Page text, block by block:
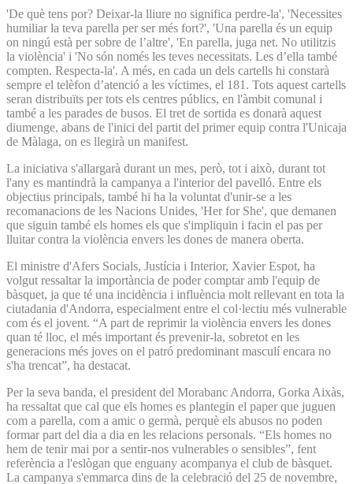
'De què tens por? Deixar-la lliure no significa perdre-la', 'Necessites
humiliar la teva parella per ser més fort?', 'Una parella és un equip
on ningú està per sobre de l’altre', 'En parella, juga net. No utilitzis
la violència' i 'No són només les teves necessitats. Les d’ella també
compten. Respecta-la'. A més, en cada un dels cartells hi constarà
sempre el telèfon d’atenció a les víctimes, el 181. Tots aquest cartells
seran distribuïts per tots els centres públics, en l'àmbit comunal i
també a les parades de busos. El tret de sortida es donarà aquest
diumenge, abans de l'inici del partit del primer equip contra l'Unicaja
de Màlaga, on es llegirà un manifest.
La iniciativa s'allargarà durant un mes, però, tot i això, durant tot
l'any es mantindrà la campanya a l'interior del pavelló. Entre els
objectius principals, també hi ha la voluntat d'unir-se a les
recomanacions de les Nacions Unides, 'Her for She', que demanen
que siguin també els homes els que s'impliquin i facin el pas per
lluitar contra la violència envers les dones de manera oberta.
El ministre d'Afers Socials, Justícia i Interior, Xavier Espot, ha
volgut ressaltar la importància de poder comptar amb l'equip de
bàsquet, ja que té una incidència i influència molt rellevant en tota la
ciutadania d'Andorra, especialment entre el col·lectiu més vulnerable
com és el jovent. “A part de reprimir la violència envers les dones
quan té lloc, el més important és prevenir-la, sobretot en les
generacions més joves on el patró predominant masculí encara no
s'ha trencat”, ha destacat.
Per la seva banda, el president del Morabanc Andorra, Gorka Aixàs,
ha ressaltat que cal que els homes es plantegin el paper que juguen
com a parella, com a amic o germà, perquè els abusos no poden
formar part del dia a dia en les relacions personals. “Els homes no
hem de tenir mai por a sentir-nos vulnerables o sensibles”, fent
referència a l'eslògan que enguany acompanya el club de bàsquet.
La campanya s'emmarca dins de la celebració del 25 de novembre,